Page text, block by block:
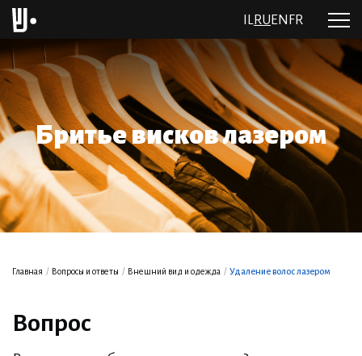
RU EN FR
Бритье висков лазером
Главная / Вопросы и ответы / Внешний вид и одежда / Удаление волос лазером
Вопрос